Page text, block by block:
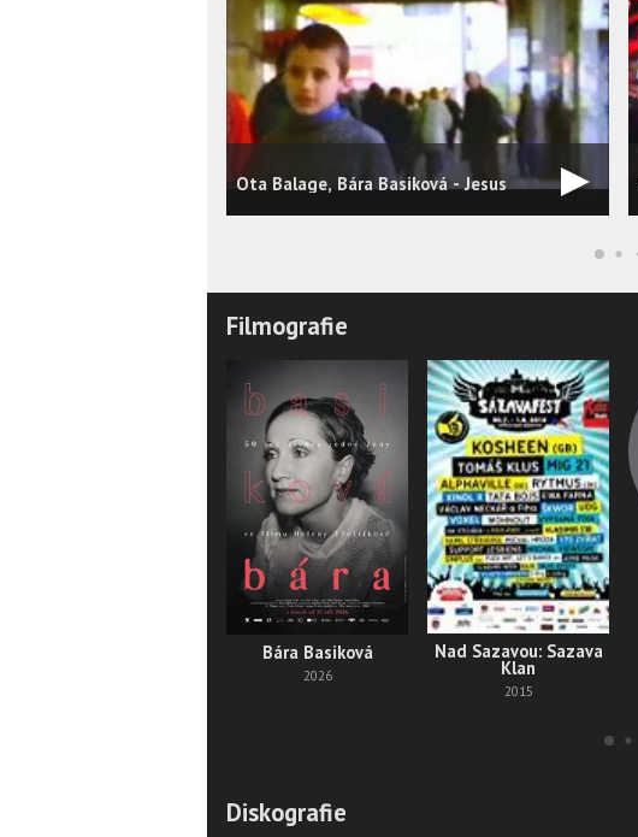
Ota Balage, Bára Basiková - Jesus
Filmografie
Bára Basiková
2026
Nad Sazavou: Sazava
Klan
2015
Diskografie